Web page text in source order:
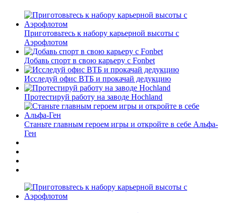
Приготовьтесь к набору карьерной высоты с
Аэрофлотом
Добавь спорт в свою карьеру с Fonbet
Исследуй офис ВТБ и прокачай дедукцию
Протестируй работу на заводе Hochland
Станьте главным героем игры и откройте в себе Альфа-
Ген